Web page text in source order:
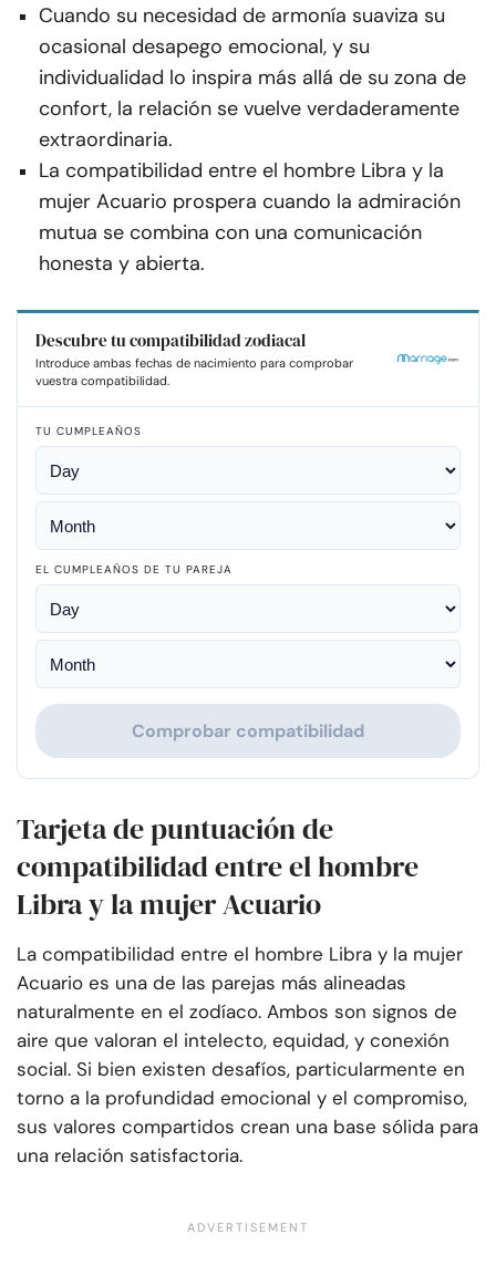
Cuando su necesidad de armonía suaviza su
ocasional desapego emocional, y su
individualidad lo inspira más allá de su zona de
confort, la relación se vuelve verdaderamente
extraordinaria.
La compatibilidad entre el hombre Libra y la
mujer Acuario prospera cuando la admiración
mutua se combina con una comunicación
honesta y abierta.
Descubre tu compatibilidad zodiacal
Introduce ambas fechas de nacimiento para comprobar
vuestra compatibilidad.
TU CUMPLEAÑOS
EL CUMPLEAÑOS DE TU PAREJA
Comprobar compatibilidad
Tarjeta de puntuación de
compatibilidad entre el hombre
Libra y la mujer Acuario
La compatibilidad entre el hombre Libra y la mujer
Acuario es una de las parejas más alineadas
naturalmente en el zodíaco. Ambos son signos de
aire que valoran el intelecto, equidad, y conexión
social. Si bien existen desafíos, particularmente en
torno a la profundidad emocional y el compromiso,
sus valores compartidos crean una base sólida para
una relación satisfactoria.